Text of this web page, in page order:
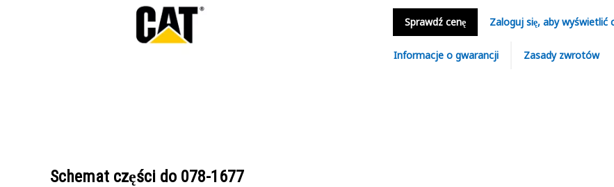
Sprawdź cenę Zaloguj się, aby wyświetlić
Informacje o gwarancji Zasady zwrotów
Schemat części do 078-1677